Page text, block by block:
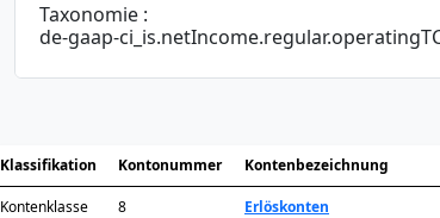
Taxonomie :
de-gaap-
Klassifikation Kontonummer Kontenbezeichnung
Kontenklasse 8 Erlöskonten